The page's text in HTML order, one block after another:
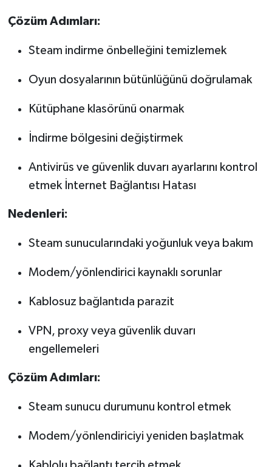
Çözüm Adımları:
Steam indirme önbelleğini temizlemek
Oyun dosyalarının bütünlüğünü doğrulamak
Kütüphane klasörünü onarmak
İndirme bölgesini değiştirmek
Antivirüs ve güvenlik duvarı ayarlarını kontrol
etmek İnternet Bağlantısı Hatası
Nedenleri:
Steam sunucularındaki yoğunluk veya bakım
Modem/yönlendirici kaynaklı sorunlar
Kablosuz bağlantıda parazit
VPN, proxy veya güvenlik duvarı
engellemeleri
Çözüm Adımları:
Steam sunucu durumunu kontrol etmek
Modem/yönlendiriciyi yeniden başlatmak